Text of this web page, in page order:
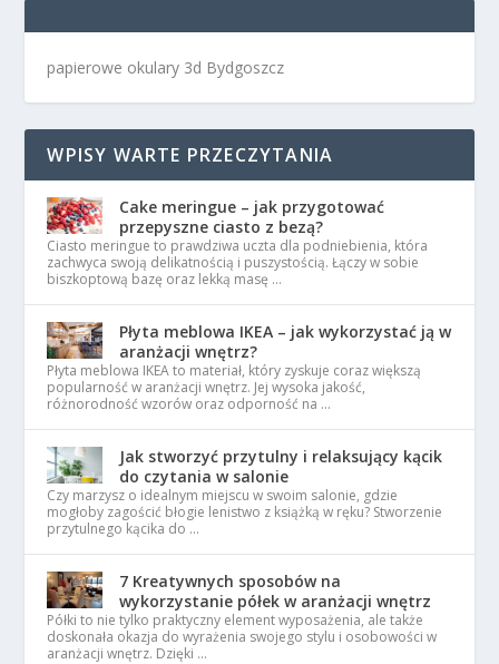
papierowe okulary 3d Bydgoszcz
WPISY WARTE PRZECZYTANIA
Cake meringue – jak przygotować
przepyszne ciasto z bezą?
Ciasto meringue to prawdziwa uczta dla podniebienia, która
zachwyca swoją delikatnością i puszystością. Łączy w sobie
biszkoptową bazę oraz lekką masę …
Płyta meblowa IKEA – jak wykorzystać ją w
aranżacji wnętrz?
Płyta meblowa IKEA to materiał, który zyskuje coraz większą
popularność w aranżacji wnętrz. Jej wysoka jakość,
różnorodność wzorów oraz odporność na …
Jak stworzyć przytulny i relaksujący kącik
do czytania w salonie
Czy marzysz o idealnym miejscu w swoim salonie, gdzie
mogłoby zagościć błogie lenistwo z książką w ręku? Stworzenie
przytulnego kącika do …
7 Kreatywnych sposobów na
wykorzystanie półek w aranżacji wnętrz
Półki to nie tylko praktyczny element wyposażenia, ale także
doskonała okazja do wyrażenia swojego stylu i osobowości w
aranżacji wnętrz. Dzięki …